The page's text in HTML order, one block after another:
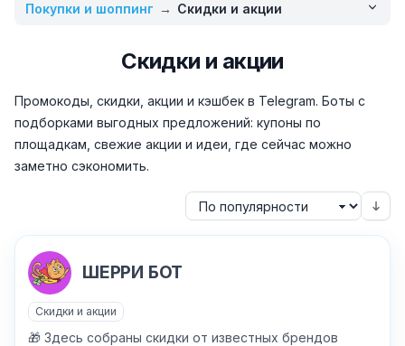
Покупки и шоппинг → Скидки и акции
Скидки и акции
Промокоды, скидки, акции и кэшбек в Telegram. Боты с
подборками выгодных предложений: купоны по
площадкам, свежие акции и идеи, где сейчас можно
заметно сэкономить.
ШЕРРИ БОТ
Скидки и акции
🎁 Здесь собраны скидки от известных брендов